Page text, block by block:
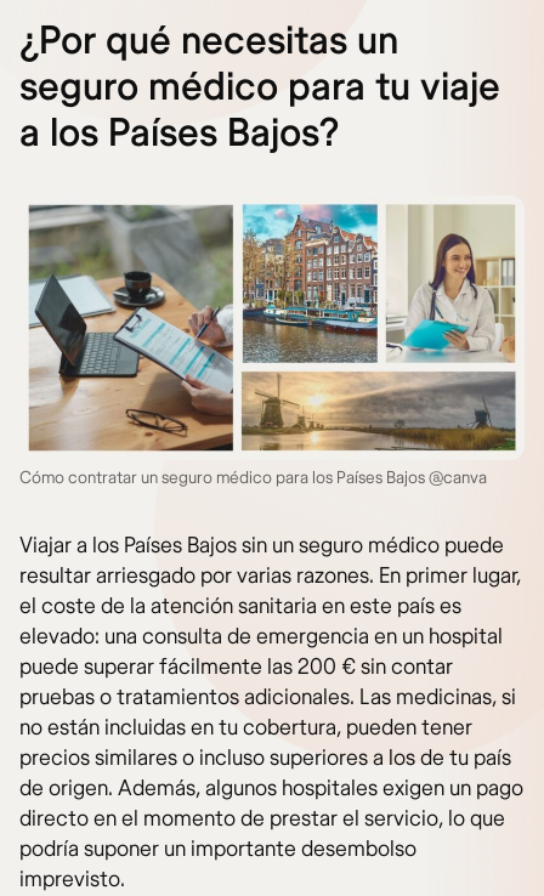
¿Por qué necesitas un
seguro médico para tu viaje
a los Países Bajos?
Cómo contratar un seguro médico para los Países Bajos @canva
Viajar a los Países Bajos sin un seguro médico puede
resultar arriesgado por varias razones. En primer lugar,
el coste de la atención sanitaria en este país es
elevado: una consulta de emergencia en un hospital
puede superar fácilmente las 200 € sin contar
pruebas o tratamientos adicionales. Las medicinas, si
no están incluidas en tu cobertura, pueden tener
precios similares o incluso superiores a los de tu país
de origen. Además, algunos hospitales exigen un pago
directo en el momento de prestar el servicio, lo que
podría suponer un importante desembolso
imprevisto.